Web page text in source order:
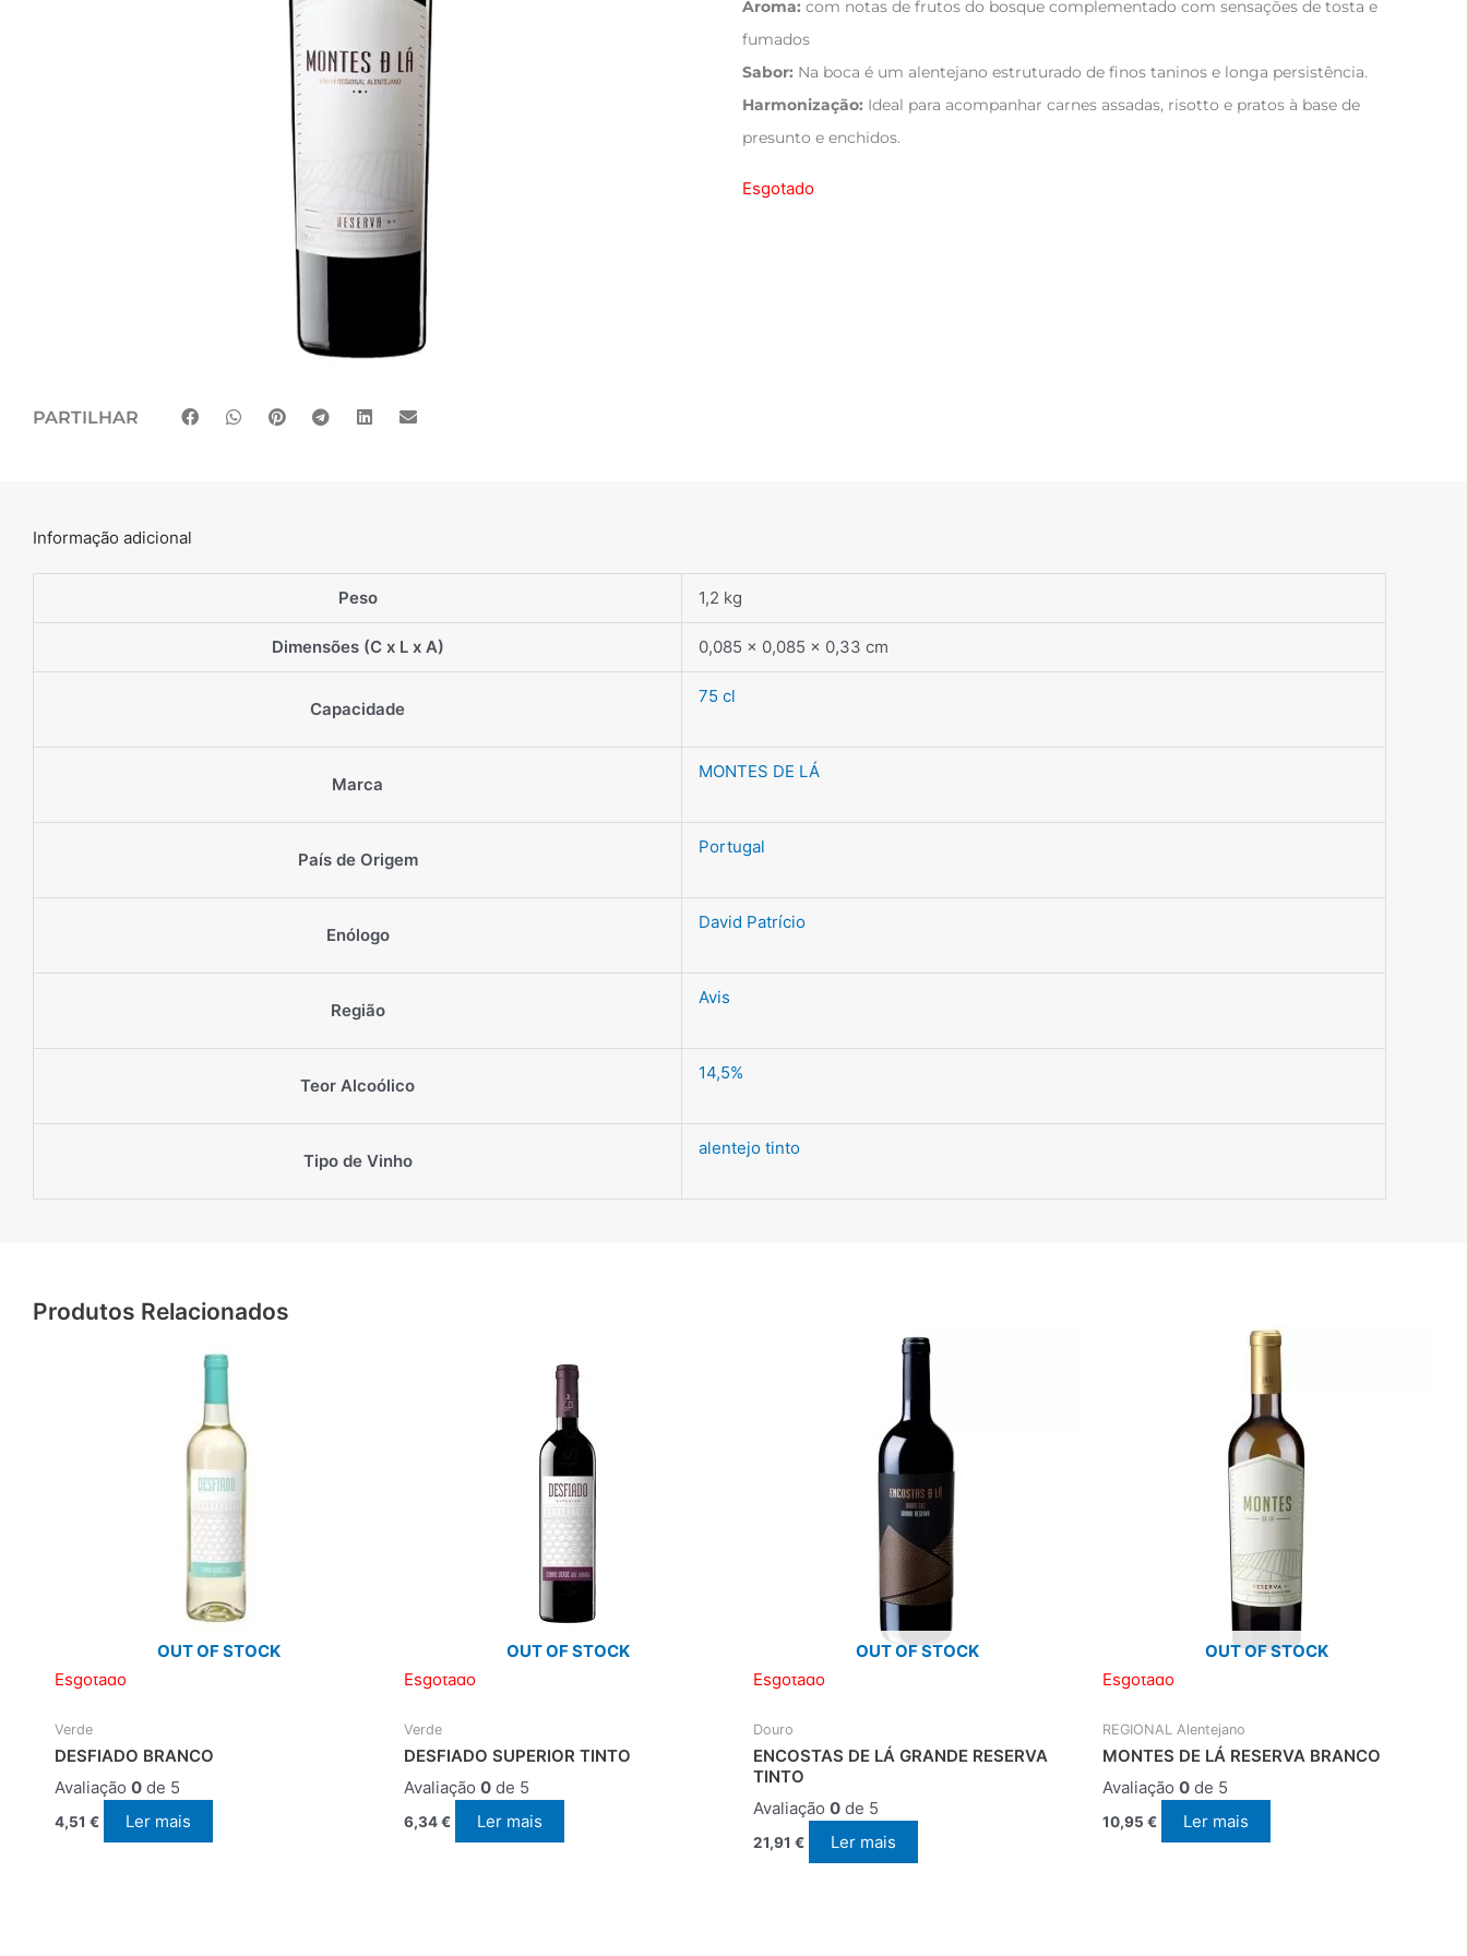
PARTILHAR
Aroma: com notas de frutos do bosque complementado com sensações de tosta e
fumados
Sabor: Na boca é um alentejano estruturado de finos taninos e longa persistência.
Harmonização: Ideal para acompanhar carnes assadas, risotto e pratos à base de
presunto e enchidos.
Esgotado
Informação adicional
Peso 1,2 kg
Dimensões (C x L x A) 0,085 × 0,085 × 0,33 cm
Capacidade
75 cl
Marca
MONTES DE LÁ
País de Origem
Portugal
Enólogo
David Patrício
Região
Avis
Teor Alcoólico
14,5%
Tipo de Vinho
alentejo tinto
Produtos Relacionados
OUT OF STOCK
Esgotado
Verde
DESFIADO BRANCO
Avaliação 0 de 5
4,51 € Ler mais
OUT OF STOCK
Esgotado
Verde
DESFIADO SUPERIOR TINTO
Avaliação 0 de 5
6,34€ Ler mais
OUT OF STOCK
Esgotado
Douro
ENCOSTAS DE LÁ GRANDE RESERVA
TINTO
Avaliação 0 de 5
21,91 € Ler mais
OUT OF STOCK
Esgotado
REGIONAL Alentejano
MONTES DE LÁ RESERVA BRANCO
Avaliação 0 de 5
10,95 € Ler mais